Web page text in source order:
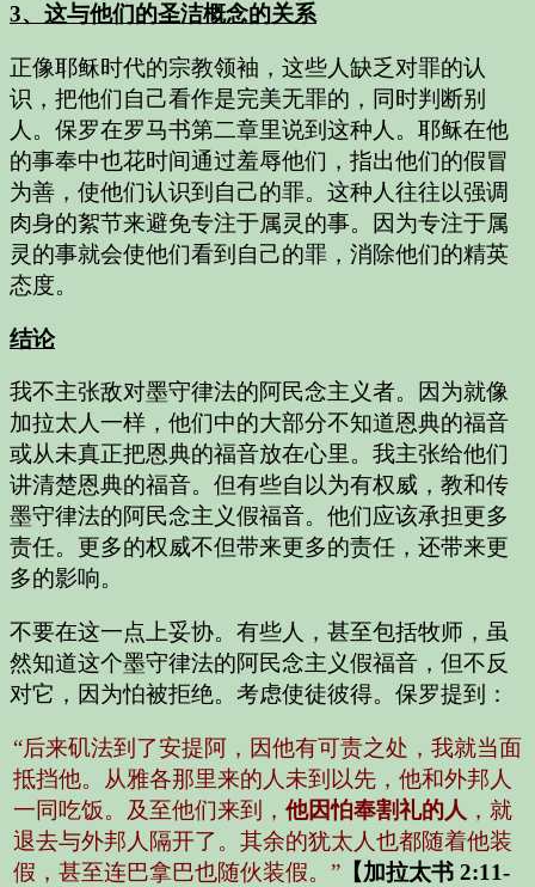
3、这与他们的圣洁概念的关系
正像耶稣时代的宗教领袖，这些人缺乏对罪的认
识，把他们自己看作是完美无罪的，同时判断别
人。保罗在罗马书第二章里说到这种人。耶稣在他
的事奉中也花时间通过羞辱他们，指出他们的假冒
为善，使他们认识到自己的罪。这种人往往以强调
肉身的絮节来避免专注于属灵的事。因为专注于属
灵的事就会使他们看到自己的罪，消除他们的精英
态度。
结论
我不主张敌对墨守律法的阿民念主义者。因为就像
加拉太人一样，他们中的大部分不知道恩典的福音
或从未真正把恩典的福音放在心里。我主张给他们
讲清楚恩典的福音。但有些自以为有权威，教和传
墨守律法的阿民念主义假福音。他们应该承担更多
责任。更多的权威不但带来更多的责任，还带来更
多的影响。
不要在这一点上妥协。有些人，甚至包括牧师，虽
然知道这个墨守律法的阿民念主义假福音，但不反
对它，因为怕被拒绝。考虑使徒彼得。保罗提到：
“后来矶法到了安提阿，因他有可责之处，我就当面
抵挡他。从雅各那里来的人未到以先，他和外邦人
一同吃饭。及至他们来到， 他因怕奉割礼的人 ，就
退去与外邦人隔开了。其余的犹太人也都随着他装
假，甚至连巴拿巴也随伙装假。” 【加拉太书 2:11-